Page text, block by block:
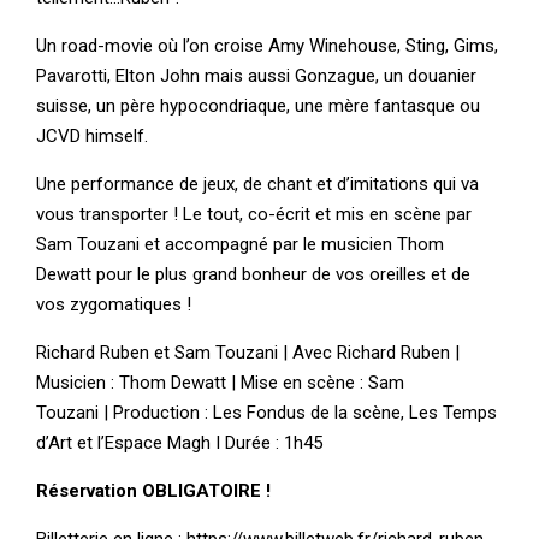
Un road-movie où l’on croise Amy Winehouse, Sting, Gims,
Pavarotti, Elton John mais aussi Gonzague, un douanier
suisse, un père hypocondriaque, une mère fantasque ou
JCVD himself.
Une performance de jeux, de chant et d’imitations qui va
vous transporter ! Le tout, co-écrit et mis en scène par
Sam Touzani et accompagné par le musicien Thom
Dewatt pour le plus grand bonheur de vos oreilles et de
vos zygomatiques !
Richard Ruben et Sam Touzani | Avec Richard Ruben |
Musicien : Thom Dewatt | Mise en scène : Sam
Touzani | Production : Les Fondus de la scène, Les Temps
d’Art et l’Espace Magh I Durée : 1h45
Réservation OBLIGATOIRE !